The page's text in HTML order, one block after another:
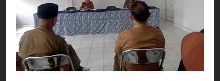
Edaran Disdik Jabar
Nasional TKBM: “Belum
Ada Keputusan Resmi”
Agustus 3, 2026
Menjalin Harmoni di
Tanah Sukaresmi: Kala
Mina Padi, P2L, dan
Gotong Royong
Menggerakkan Ekonomi
Desa
Agustus 3, 2026
Korban Tenggelam di
Perairan Giligenting
Ditemukan, Polisi
Pastikan Penanganan
Agustus 3, 2026